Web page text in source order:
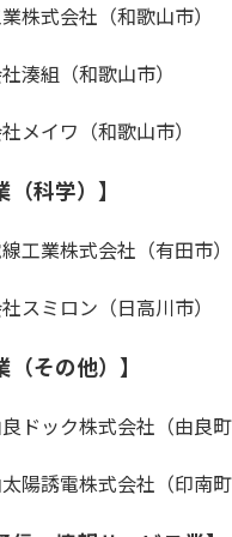
株式会社（和歌山市）
湊組（和歌山市）
メイワ（和歌山市）
（科学）】
工業株式会社（有田市）
スミロン（日高川市）
（その他）】
ドック株式会社（由良
陽誘電株式会社（印南